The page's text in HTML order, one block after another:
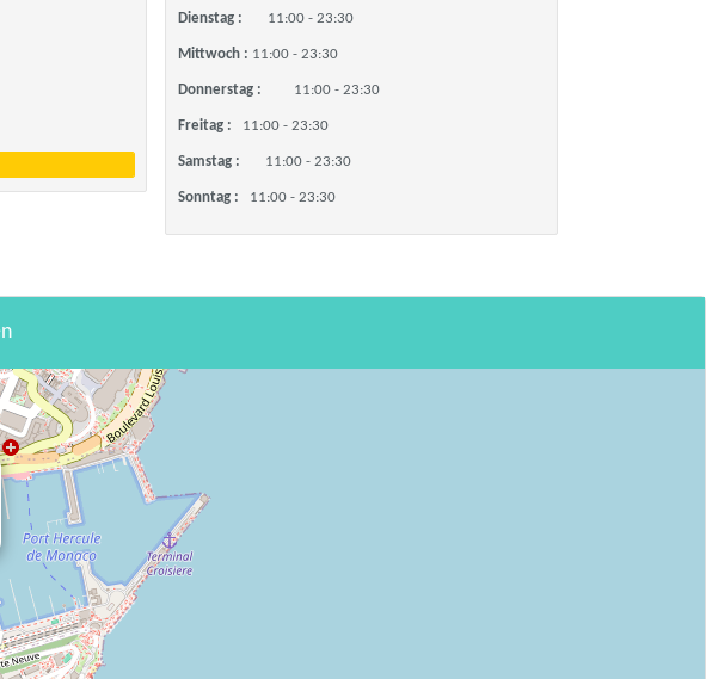
Dienstag : 11:00 - 23:30
Mittwoch : 11:00 - 23:30
Donnerstag : 11:00 - 23:30
Freitag : 11:00 - 23:30
Samstag : 11:00 - 23:30
Sonntag : 11:00 - 23:30